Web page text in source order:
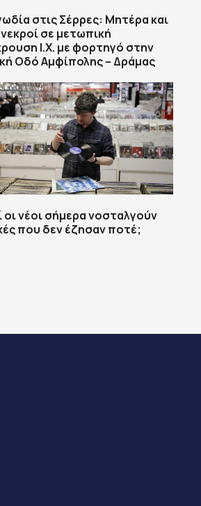
στις Σέρρες: Μητέρα και
σε μετωπική
Ι.Χ. με φορτηγό στην
Οδό Αμφίπολης – Δράμας
οι νέοι σήμερα νοσταλγούν
που δεν έζησαν ποτέ;